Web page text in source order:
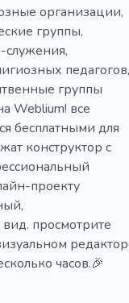
бедствие
Больница
организации,
группы,
педагогов,
группы
Weblium! все
бесплатными для
конструктор с
проекту
просмотрите
часов.🎉